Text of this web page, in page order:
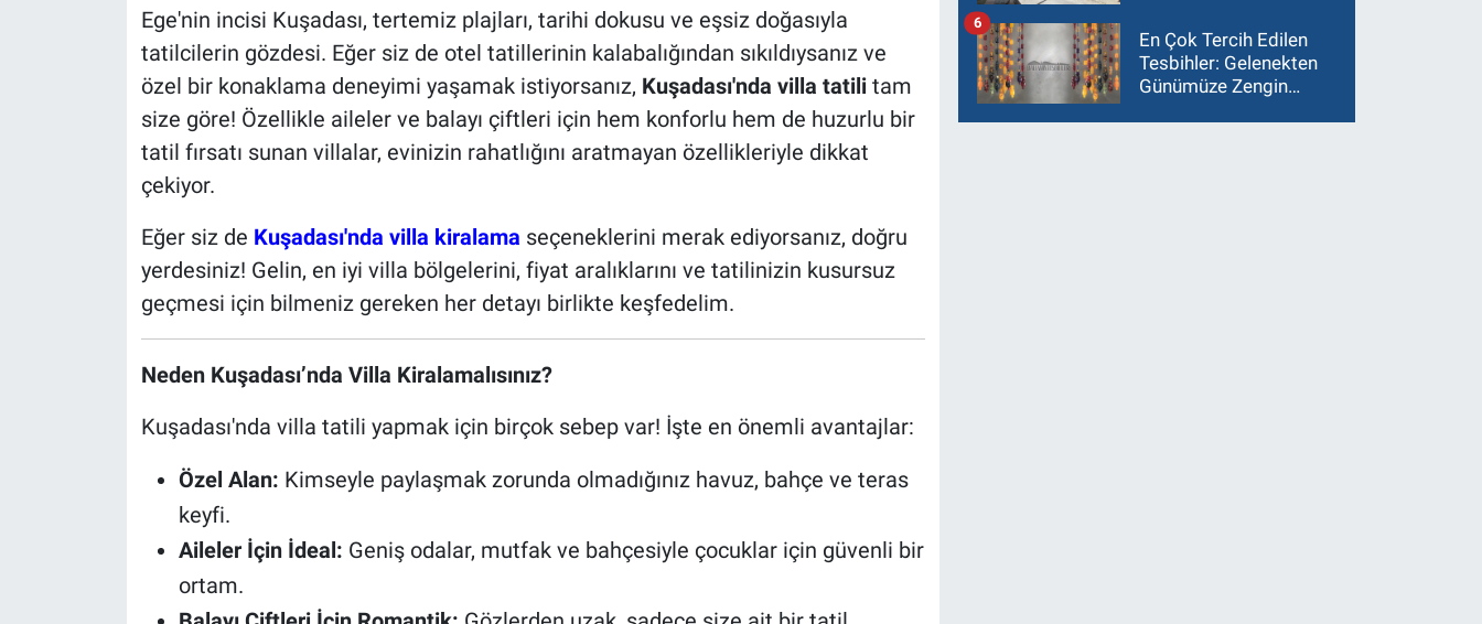
Ege'nin incisi Kuşadası, tertemiz plajları, tarihi dokusu ve eşsiz doğasıyla
tatilcilerin gözdesi. Eğer siz de otel tatillerinin kalabalığından sıkıldıysanız ve
özel bir konaklama deneyimi yaşamak istiyorsanız, Kuşadası'nda villa tatilitam
size göre! Özellikle aileler ve balayı çiftleri için hem konforlu hem de huzurlu bir
tatil fırsatı sunan villalar, evinizin rahatlığını aratmayan özellikleriyle dikkat
çekiyor.
Eğer siz de Kuşadası'nda villa kiralama seçeneklerini merak ediyorsanız, doğru
yerdesiniz! Gelin, en iyi villa bölgelerini, fiyat aralıklarını ve tatilinizin kusursuz
geçmesi için bilmeniz gereken her detayı birlikte keşfedelim.
Neden Kuşadası’nda Villa Kiralamalısınız?
Kuşadası'nda villa tatili yapmak için birçok sebep var! İşte en önemli avantajlar:
Özel Alan: Kimseyle paylaşmak zorunda olmadığınız havuz, bahçe ve teras
keyfi.
Aileler İçin İdeal: Geniş odalar, mutfak ve bahçesiyle çocuklar için güvenli bir
ortam.
En Çok Tercih Edilen
Tesbihler: Gelenekten
Günümüze Zengin
6